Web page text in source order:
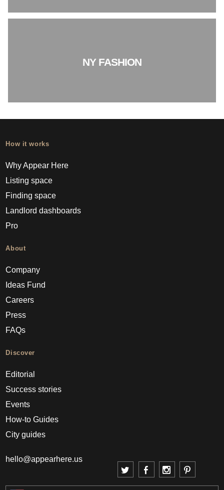
NY FASHION
How it works
Why Appear Here
Listing space
Finding space
Landlord dashboards
Pro
About
Company
Ideas Fund
Careers
Press
FAQs
Discover
Editorial
Success stories
Events
How-to Guides
City guides
hello@appearhere.us